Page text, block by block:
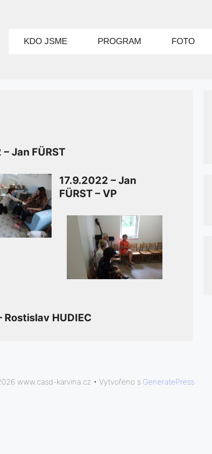
KDO JSME PROGRAM FOTO
Jan FÜRST
17.9.2022 – Jan
FÜRST – VP
HUDIEC
www.casd-karvina.cz • Vytvořeno s GeneratePress